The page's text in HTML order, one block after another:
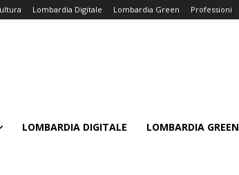
Lombardia Digitale Lombardia Green Professioni
LOMBARDIA DIGITALE LOMBARDIA GREEN